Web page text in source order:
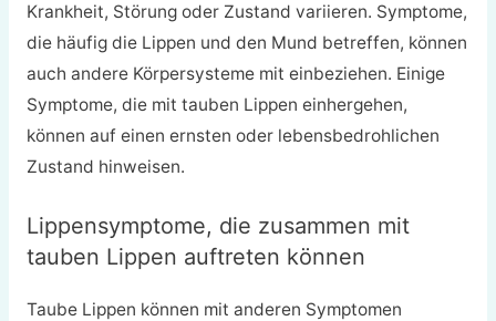
Krankheit, Störung oder Zustand variieren. Symptome,
die häufig die Lippen und den Mund betreffen, können
auch andere Körpersysteme mit einbeziehen. Einige
Symptome, die mit tauben Lippen einhergehen,
können auf einen ernsten oder lebensbedrohlichen
Zustand hinweisen.
Lippensymptome, die zusammen mit
tauben Lippen auftreten können
Taube Lippen können mit anderen Symptomen